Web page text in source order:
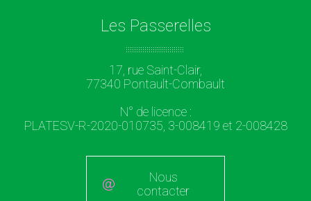
Les Passerelles
17, rue Saint-Clair,
77340 Pontault-Combault
N° de licence :
PLATESV-R-2020-010735, 3-008419 et 2-008428
Nous
contacter